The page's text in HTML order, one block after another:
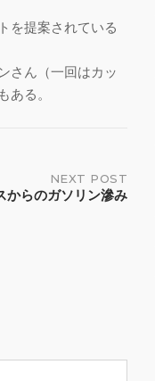
を提案されている
さん（一回はカッ
る。
NEXT POST
からのガソリン滲み